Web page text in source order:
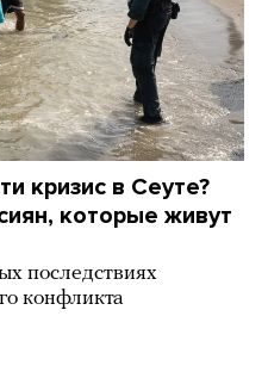
кризис в Сеуте?
которые живут
последствиях
конфликта